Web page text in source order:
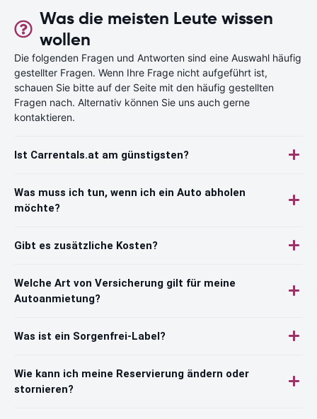
Was die meisten Leute wissen
wollen
Die folgenden Fragen und Antworten sind eine Auswahl häufig
gestellter Fragen. Wenn Ihre Frage nicht aufgeführt ist,
schauen Sie bitte auf der Seite mit den häufig gestellten
Fragen nach. Alternativ können Sie uns auch gerne
kontaktieren.
Ist Carrentals.at am günstigsten?
Was muss ich tun, wenn ich ein Auto abholen
möchte?
Gibt es zusätzliche Kosten?
Welche Art von Versicherung gilt für meine
Autoanmietung?
Was ist ein Sorgenfrei-Label?
Wie kann ich meine Reservierung ändern oder
stornieren?